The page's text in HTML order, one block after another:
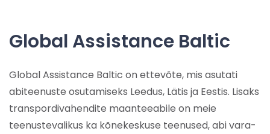
Global Assistance Baltic
Global Assistance Baltic on ettevõte, mis asutati
abiteenuste osutamiseks Leedus, Lätis ja Eestis. Lisaks
transpordivahendite maanteeabile on meie
teenustevalikus ka kõnekeskuse teenused, abi vara-